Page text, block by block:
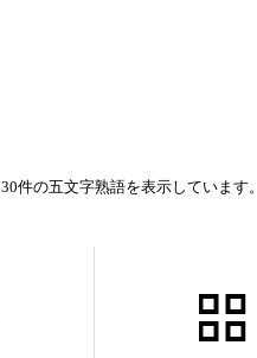
件の五文字熟語を表示しています。